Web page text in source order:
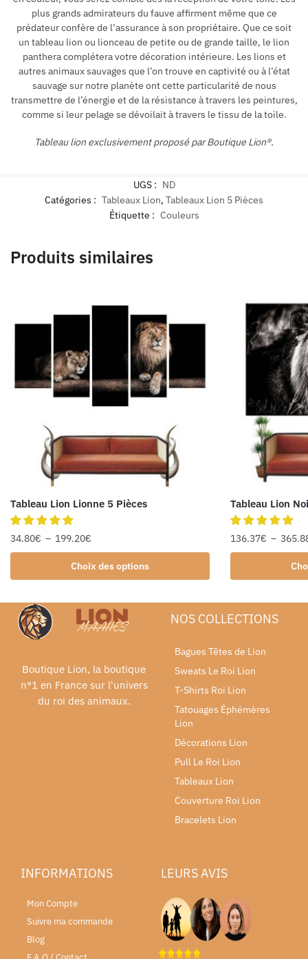
plus grands admirateurs du fauve affirment même que ce
prédateur confère de l’assurance à son propriétaire. Que ce soit
un tableau lion ou lionceau de petite ou de grande taille, le lion
panthera complétera votre décoration intérieure. Les lions et
autres animaux sauvages que l’on trouve en captivité ou à l’état
sauvage sur notre planète ont cette particularité de nous
transmettre de l’énergie et de la résistance à travers les peintures,
comme si leur pelage se dévoilait à travers le tissu de la toile.
Tableau lion exclusivement proposé par Boutique Lion®.
UGS : ND
Catégories : Tableaux Lion, Tableaux Lion 5 Pièces
Étiquette : Couleurs
Produits similaires
Tableau Lion Lionne 5 Pièces
34.80€ – 199.20€
Choix des options
Tableau Lion
136.37€ –
Boutique Lion, la boutique
n°1 en France sur l'univers
du roi des animaux.
NOS COLLECTIONS
Bagues Têtes de Lion
Sweats Le Roi Lion
T-Shirts Roi Lion
Tatouages Éphémères
Lion
Décorations Lion
Pull Le Roi Lion
Tableaux Lion
Couverture Roi Lion
Bracelets Lion
INFORMATIONS
Mon Compte
Suivre ma commande
Blog
LEURS AVIS